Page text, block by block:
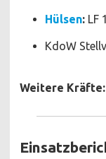
Hülsen: LF
KdoW
Weitere Kräfte: